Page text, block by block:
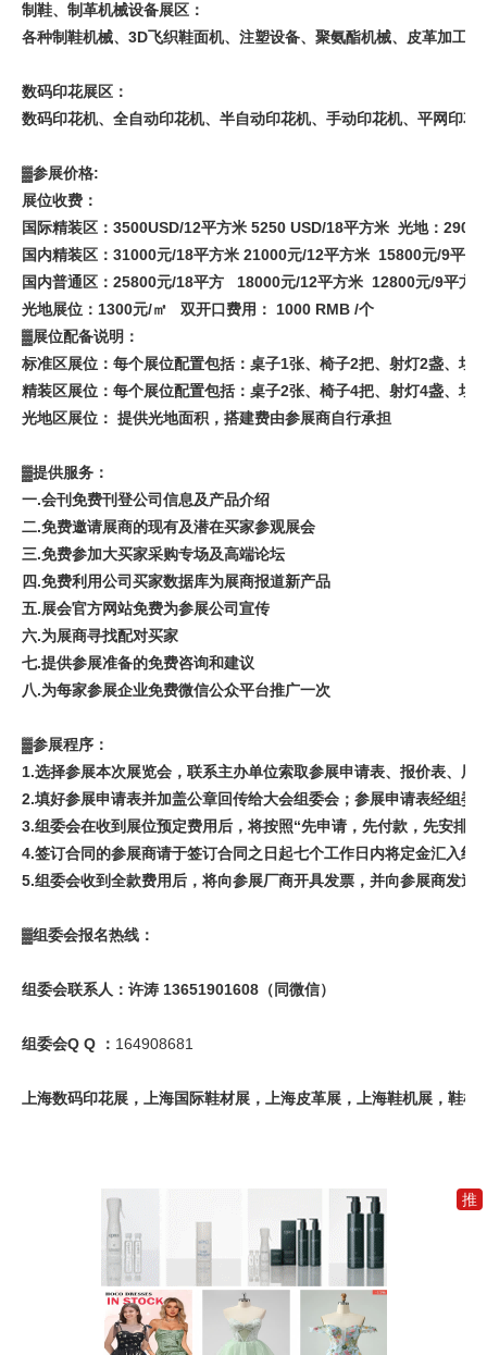
制鞋、制革机械设备展区：
各种制鞋机械、3D飞织鞋面机、注塑设备、聚氨酯机械、皮革加工
数码印花展区：
数码印花机、全自动印花机、半自动印花机、手动印花机、平网印
▓参展价格:
展位收费：
国际精装区：3500USD/12平方米 5250 USD/18平方米 光地：
国内精装区：31000元/18平方米 21000元/12平方米 15800元/9平
国内普通区：25800元/18平方 18000元/12平方米 12800元/9平方
光地展位：1300元/㎡ 双开口费用： 1000 RMB /
▓展位配备说明：
标准区展位：每个展位配置包括：桌子1张、椅子2把、射灯2盏、垃
精装区展位：每个展位配置包括：桌子2张、椅子4把、射灯4盏、垃
光地区展位： 提供光地面积，搭建费由参展商自行承担
▓提供服务：
一.会刊免费刊登公司信息及产品介绍
二.免费邀请展商的现有及潜在买家参观展会
三.免费参加大买家采购专场及高端论坛
四.免费利用公司买家数据库为展商报道新产品
五.展会官方网站免费为参展公司宣传
六.为展商寻找配对买家
七.提供参展准备的免费咨询和建议
八.为每家参展企业免费微信公众平台推广一次
▓参展程序：
1.选择参展本次展览会，联系主办单位索取参展申请表、报价表、展
2.填好参展申请表并加盖公章回传给大会组委会；参展申请表经组委
3.组委会在收到展位预定费用后，将按照“先申请，先付款，先安排”
4.签订合同的参展商请于签订合同之日起七个工作日内将定金汇入组
5.组委会收到全款费用后，将向参展厂商开具发票，并向参展商发送
▓组委会报名热线：
组委会联系人：许涛 13651901608（同微信）
组委会Q Q ： 164908681
上海数码印花展，上海国际鞋材展，上海皮革展，上海鞋机展，鞋
推